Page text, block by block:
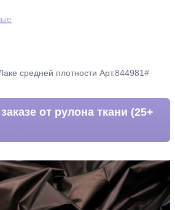
средней плотности Арт.844981#
от рулона ткани (25+